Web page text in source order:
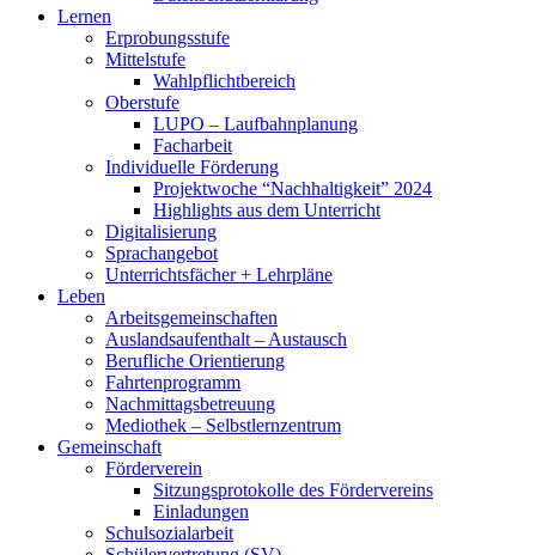
Lernen
Erprobungsstufe
Mittelstufe
Wahlpflichtbereich
Oberstufe
LUPO – Laufbahnplanung
Facharbeit
Individuelle Förderung
Projektwoche “Nachhaltigkeit” 2024
Highlights aus dem Unterricht
Digitalisierung
Sprachangebot
Unterrichtsfächer + Lehrpläne
Leben
Arbeitsgemeinschaften
Auslandsaufenthalt – Austausch
Berufliche Orientierung
Fahrtenprogramm
Nachmittagsbetreuung
Mediothek – Selbstlernzentrum
Gemeinschaft
Förderverein
Sitzungsprotokolle des Fördervereins
Einladungen
Schulsozialarbeit